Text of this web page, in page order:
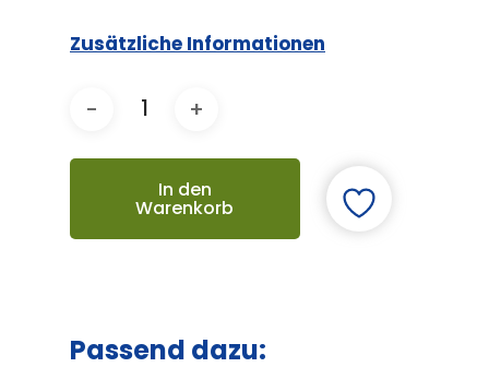
Zusätzliche Informationen
In den
Warenkorb
Passend dazu: